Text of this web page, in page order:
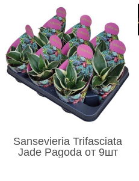
Sansevieria Trifasciata
Jade Pagoda от 9шт